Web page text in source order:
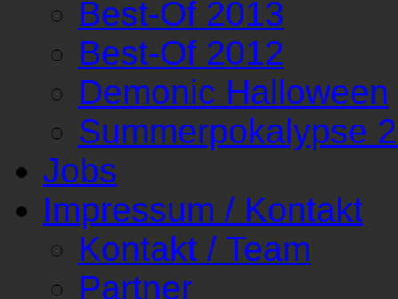
Best-Of 2013
Best-Of 2012
Demonic Halloween
Summerpokalypse
Jobs
Impressum / Kontakt
Kontakt / Team
Partner